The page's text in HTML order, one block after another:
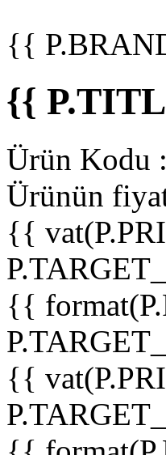
{{
{{
Ürün Kodu :
Ürünün
{{
{{
{{